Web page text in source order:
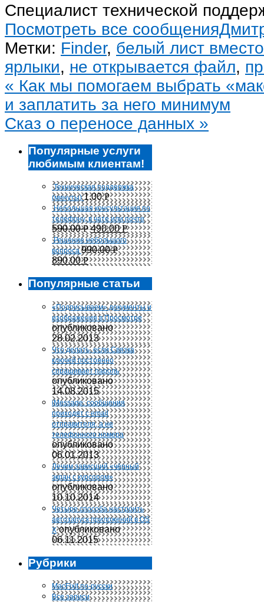
Специалист технической
Посмотреть все
Метки: Finder, белый лист
ярлыки, не открывается файл,
« Как мы помогаем выбрать
и заплатить за него минимум
Сказ о переносе данных »
Популярные услуги
любимым клиентам!
Техническая поддержка
(минуты) 1.00Р
Небольшая консультация по
телефону, в чате или почте
590.00Р 490.00Р
Решение небольшого
вопроса 990.00Р
890.00Р
Популярные статьи
«Подписываем» документы и
изображения в Просмотре
опубликовано
28.02.2013
Что делать, если Связка
ключей постоянно
спрашивает пароль
опубликовано
14.08.2015
iMessage: сообщения
приходят с email
отправителя, а не
телефонного номера
опубликовано
06.01.2013
Лечим зависший «чёрный
экран с курсором»
опубликовано
10.10.2014
Четыре способа настроить
автозапуск приложений в OS
X опубликовано
06.11.2015
Рубрики
MacFixIt по-русски
Все записи